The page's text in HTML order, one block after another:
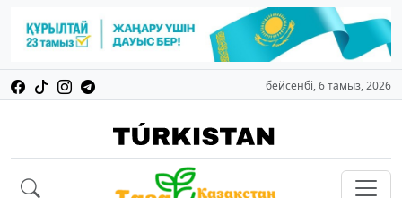
бейсенбі, 6 тамыз, 2026